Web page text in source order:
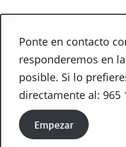
Ponte en contacto
responderemos en
posible. Si lo
directamente al: 965
Empezar